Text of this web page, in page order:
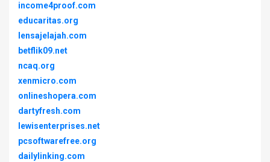
income4proof.com
educaritas.org
lensajelajah.com
betflik09.net
ncaq.org
xenmicro.com
onlineshopera.com
dartyfresh.com
lewisenterprises.net
pcsoftwarefree.org
dailylinking.com